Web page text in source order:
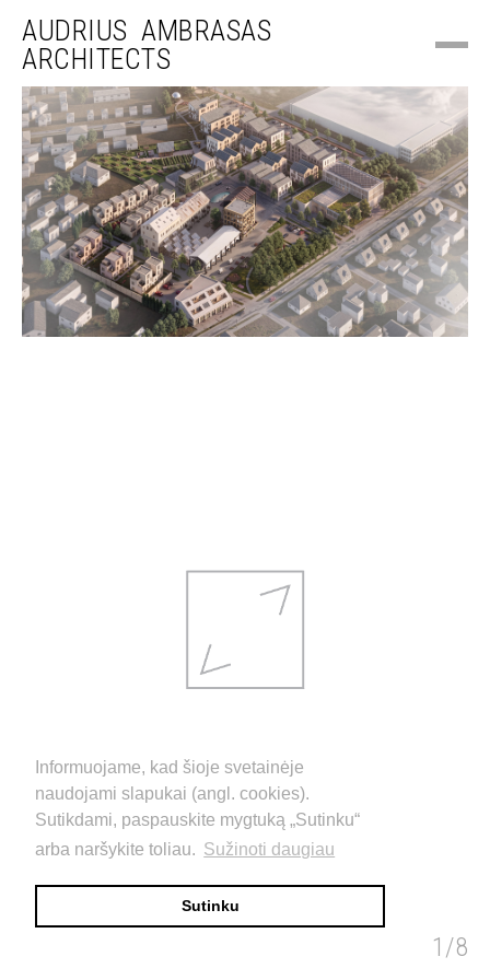
Informuojame, kad šioje svetainėje
naudojami slapukai (angl. cookies).
Sutikdami, paspauskite mygtuką „Sutinku“
arba naršykite toliau. Sužinoti daugiau
Sutinku
AUDRIUS AMBRASAS
ARCHITECTS
1/8